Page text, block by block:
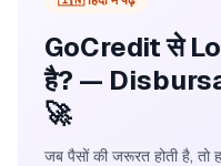
GoCredit से
है? — Disbursal
🚀
जब पैसों की जरूरत होती है,